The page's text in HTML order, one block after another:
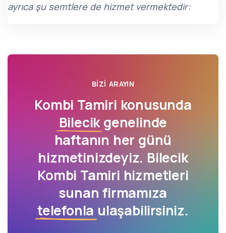
ayrıca şu semtlere de hizmet vermektedir:
BIZI ARAYIN
Kombi Tamiri konusunda
Bilecikgenelinde
haftanın her günü
hizmetinizdeyiz. Bilecik
Kombi Tamiri hizmetleri
sunan firmamıza
telefonla ulaşabilirsiniz.